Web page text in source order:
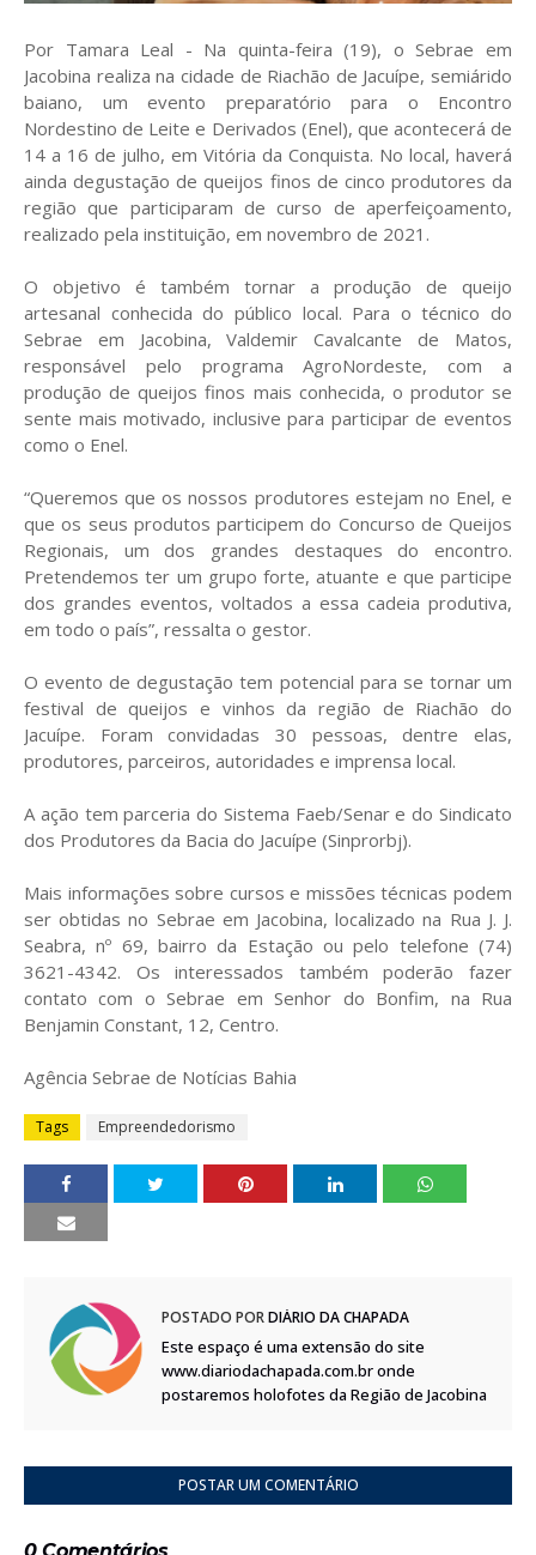
Por Tamara Leal - Na quinta-feira (19), o Sebrae em
Jacobina realiza na cidade de Riachão de Jacuípe, semiárido
baiano, um evento preparatório para o Encontro
Nordestino de Leite e Derivados (Enel), que acontecerá de
14 a 16 de julho, em Vitória da Conquista. No local, haverá
ainda degustação de queijos finos de cinco produtores da
região que participaram de curso de aperfeiçoamento,
realizado pela instituição, em novembro de 2021.
O objetivo é também tornar a produção de queijo
artesanal conhecida do público local. Para o técnico do
Sebrae em Jacobina, Valdemir Cavalcante de Matos,
responsável pelo programa AgroNordeste, com a
produção de queijos finos mais conhecida, o produtor se
sente mais motivado, inclusive para participar de eventos
como o Enel.
“Queremos que os nossos produtores estejam no Enel, e
que os seus produtos participem do Concurso de Queijos
Regionais, um dos grandes destaques do encontro.
Pretendemos ter um grupo forte, atuante e que participe
dos grandes eventos, voltados a essa cadeia produtiva,
em todo o país”, ressalta o gestor.
O evento de degustação tem potencial para se tornar um
festival de queijos e vinhos da região de Riachão do
Jacuípe. Foram convidadas 30 pessoas, dentre elas,
produtores, parceiros, autoridades e imprensa local.
A ação tem parceria do Sistema Faeb/Senar e do Sindicato
dos Produtores da Bacia do Jacuípe (Sinprorbj).
Mais informações sobre cursos e missões técnicas podem
ser obtidas no Sebrae em Jacobina, localizado na Rua J. J.
Seabra, nº 69, bairro da Estação ou pelo telefone (74)
3621-4342. Os interessados também poderão fazer
contato com o Sebrae em Senhor do Bonfim, na Rua
Benjamin Constant, 12, Centro.
Agência Sebrae de Notícias Bahia
Tags Empreendedorismo
POSTADO PORDIÁRIO DA CHAPADA
Este espaço é uma extensão do site
www.diariodachapada.com.br onde
postaremos holofotes da Região de Jacobina
POSTAR UM COMENTÁRIO
0 Comentários